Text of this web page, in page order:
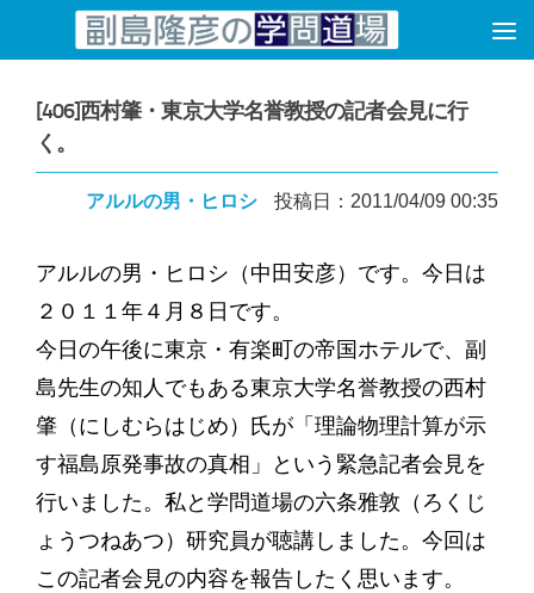
コンテンツへスキップ
[406]西村肇・東京大学名誉教授の記者会見に行
く。
アルルの男・ヒロシ 投稿日：2011/04/09 00:35
アルルの男・ヒロシ（中田安彦）です。今日は
２０１１年４月８日です。
今日の午後に東京・有楽町の帝国ホテルで、副
島先生の知人でもある東京大学名誉教授の西村
肇（にしむらはじめ）氏が「理論物理計算が示
す福島原発事故の真相」という緊急記者会見を
行いました。私と学問道場の六条雅敦（ろくじ
ょうつねあつ）研究員が聴講しました。今回は
この記者会見の内容を報告したく思います。